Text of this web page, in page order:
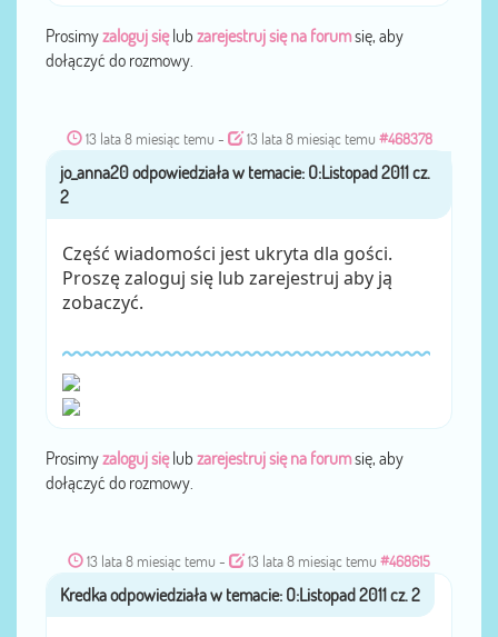
Prosimyzaloguj sięlub zarejestruj się na forumsię, aby
dołączyć do rozmowy.
13 lata 8 miesiąc temu - 13 lata 8 miesiąc temu #468378
przezjo_anna20
Część wiadomości jest ukryta dla gości.
Proszę zaloguj się lub zarejestruj aby ją
zobaczyć.
Prosimyzaloguj sięlub zarejestruj się na forumsię, aby
dołączyć do rozmowy.
13 lata 8 miesiąc temu - 13 lata 8 miesiąc temu #468615
przezKredka